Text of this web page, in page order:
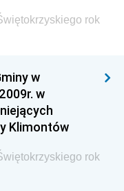
rok
w
w
Klimontów
rok